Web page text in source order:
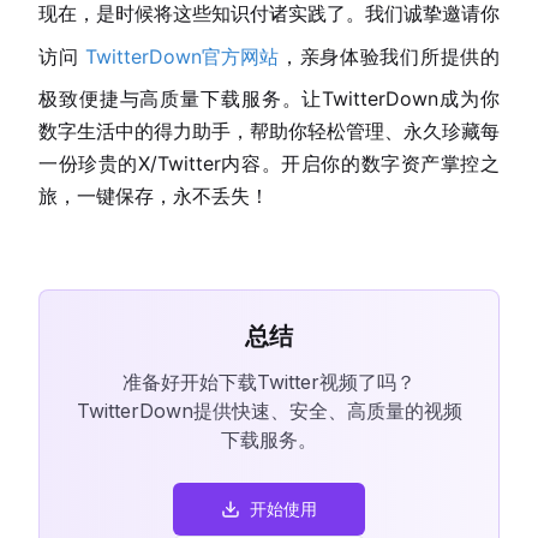
现在，是时候将这些知识付诸实践了。我们诚挚邀请你
访问TwitterDown官方网站 ，亲身体验我们所提供的
极致便捷与高质量下载服务。让TwitterDown成为你
数字生活中的得力助手，帮助你轻松管理、永久珍藏每
一份珍贵的X/Twitter内容。开启你的数字资产掌控之
旅，一键保存，永不丢失！
总结
准备好开始下载Twitter视频了吗？
TwitterDown提供快速、安全、高质量的视频
下载服务。
开始使用